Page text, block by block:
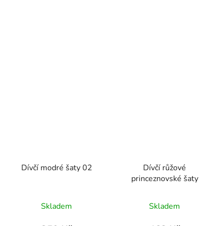
Dívčí modré šaty 02
Skladem
Dívčí růžové
princeznovské šaty
Skladem